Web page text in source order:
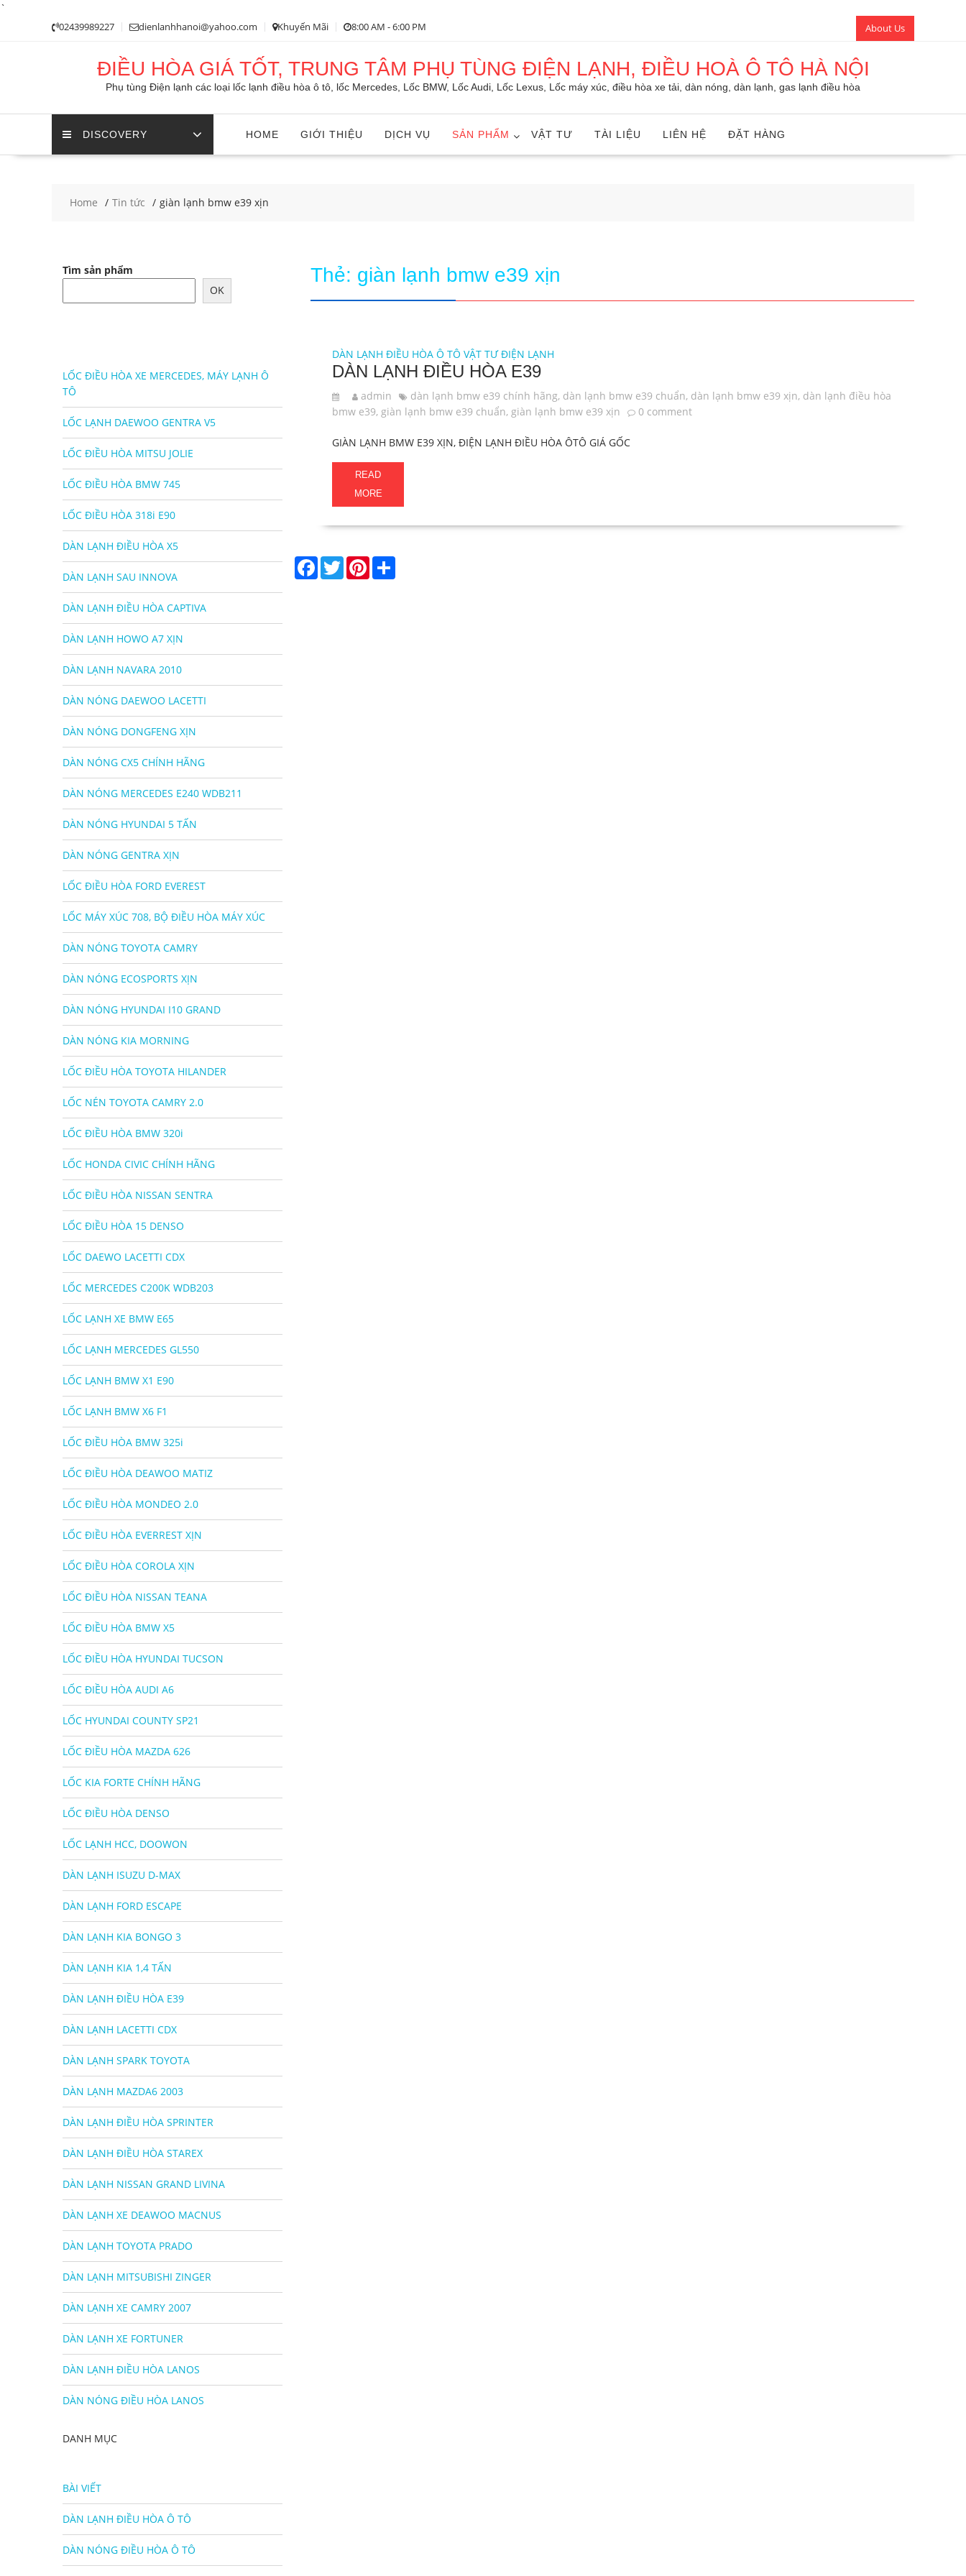
`
02439989227 dienlanhhanoi@yahoo.com Khuyến Mãi 8:00 AM - 6:00 PM About Us
ĐIỀU HÒA GIÁ TỐT, TRUNG TÂM PHỤ TÙNG ĐIỆN LẠNH, ĐIỀU HOÀ Ô TÔ HÀ NỘI
Phụ tùng Điện lạnh các loại lốc lạnh điều hòa ô tô, lốc Mercedes, Lốc BMW, Lốc Audi, Lốc Lexus, Lốc máy xúc, điều hòa xe tải, dàn nóng, dàn lạnh, gas lạnh điều hòa
DISCOVERY HOME GIỚI THIỆU DỊCH VỤ SẢN PHẨM VẬT TƯ TÀI LIỆU LIÊN HỆ ĐẶT HÀNG
Home Tin tức giàn lạnh bmw e39 xịn
Thẻ: giàn lạnh bmw e39 xịn
DÀN LẠNH ĐIỀU HÒA Ô TÔ VẬT TƯ ĐIỆN LẠNH
DÀN LẠNH ĐIỀU HÒA E39
admin dàn lạnh bmw e39 chính hãng, dàn lạnh bmw e39 chuẩn, dàn lạnh bmw e39 xịn, dàn lạnh điều hòa
bmw e39, giàn lạnh bmw e39 chuẩn, giàn lạnh bmw e39 xịn 0 comment
GIÀN LẠNH BMW E39 XỊN, ĐIỆN LẠNH ĐIỀU HÒA ÔTÔ GIÁ GỐC
READ
MORE
Tìm sản phẩm
OK
LỐC ĐIỀU HÒA XE MERCEDES, MÁY LẠNH Ô
TÔ
LỐC LẠNH DAEWOO GENTRA V5
LỐC ĐIỀU HÒA MITSU JOLIE
LỐC ĐIỀU HÒA BMW 745
LỐC ĐIỀU HÒA 318i E90
DÀN LẠNH ĐIỀU HÒA X5
DÀN LẠNH SAU INNOVA
DÀN LẠNH ĐIỀU HÒA CAPTIVA
DÀN LẠNH HOWO A7 XỊN
DÀN LẠNH NAVARA 2010
DÀN NÓNG DAEWOO LACETTI
DÀN NÓNG DONGFENG XỊN
DÀN NÓNG CX5 CHÍNH HÃNG
DÀN NÓNG MERCEDES E240 WDB211
DÀN NÓNG HYUNDAI 5 TẤN
DÀN NÓNG GENTRA XỊN
LỐC ĐIỀU HÒA FORD EVEREST
LỐC MÁY XÚC 708, BỘ ĐIỀU HÒA MÁY XÚC
DÀN NÓNG TOYOTA CAMRY
DÀN NÓNG ECOSPORTS XỊN
DÀN NÓNG HYUNDAI I10 GRAND
DÀN NÓNG KIA MORNING
LỐC ĐIỀU HÒA TOYOTA HILANDER
LỐC NÉN TOYOTA CAMRY 2.0
LỐC ĐIỀU HÒA BMW 320i
LỐC HONDA CIVIC CHÍNH HÃNG
LỐC ĐIỀU HÒA NISSAN SENTRA
LỐC ĐIỀU HÒA 15 DENSO
LỐC DAEWO LACETTI CDX
LỐC MERCEDES C200K WDB203
LỐC LẠNH XE BMW E65
LỐC LẠNH MERCEDES GL550
LỐC LẠNH BMW X1 E90
LỐC LẠNH BMW X6 F1
LỐC ĐIỀU HÒA BMW 325i
LỐC ĐIỀU HÒA DEAWOO MATIZ
LỐC ĐIỀU HÒA MONDEO 2.0
LỐC ĐIỀU HÒA EVERREST XỊN
LỐC ĐIỀU HÒA COROLA XỊN
LỐC ĐIỀU HÒA NISSAN TEANA
LỐC ĐIỀU HÒA BMW X5
LỐC ĐIỀU HÒA HYUNDAI TUCSON
LỐC ĐIỀU HÒA AUDI A6
LỐC HYUNDAI COUNTY SP21
LỐC ĐIỀU HÒA MAZDA 626
LỐC KIA FORTE CHÍNH HÃNG
LỐC ĐIỀU HÒA DENSO
LỐC LẠNH HCC, DOOWON
DÀN LẠNH ISUZU D-MAX
DÀN LẠNH FORD ESCAPE
DÀN LẠNH KIA BONGO 3
DÀN LẠNH KIA 1,4 TẤN
DÀN LẠNH ĐIỀU HÒA E39
DÀN LẠNH LACETTI CDX
DÀN LẠNH SPARK TOYOTA
DÀN LẠNH MAZDA6 2003
DÀN LẠNH ĐIỀU HÒA SPRINTER
DÀN LẠNH ĐIỀU HÒA STAREX
DÀN LẠNH NISSAN GRAND LIVINA
DÀN LẠNH XE DEAWOO MACNUS
DÀN LẠNH TOYOTA PRADO
DÀN LẠNH MITSUBISHI ZINGER
DÀN LẠNH XE CAMRY 2007
DÀN LẠNH XE FORTUNER
DÀN LẠNH ĐIỀU HÒA LANOS
DÀN NÓNG ĐIỀU HÒA LANOS
DANH MỤC
BÀI VIẾT
DÀN LẠNH ĐIỀU HÒA Ô TÔ
DÀN NÓNG ĐIỀU HÒA Ô TÔ
F
T
w
P